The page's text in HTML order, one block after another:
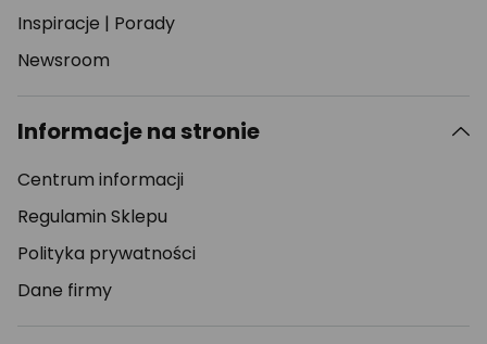
Inspiracje | Porady
Newsroom
Informacje na stronie
Centrum informacji
Regulamin Sklepu
Polityka prywatności
Dane firmy